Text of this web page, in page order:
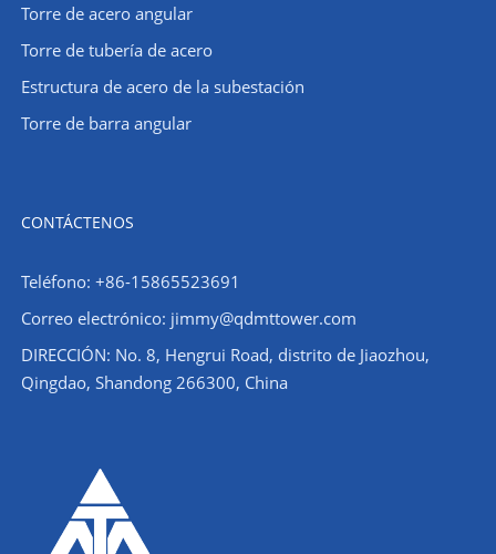
Torre de acero angular
Torre de tubería de acero
Estructura de acero de la subestación
Torre de barra angular
CONTÁCTENOS
Teléfono: +86-15865523691
Correo electrónico: jimmy@qdmttower.com
DIRECCIÓN: No. 8, Hengrui Road, distrito de Jiaozhou,
Qingdao, Shandong 266300, China